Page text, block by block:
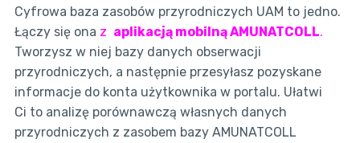
Cyfrowa baza zasobów przyrodniczych UAM to jedno.
Łączy się ona z aplikacją mobilną AMUNATCOLL.
Tworzysz w niej bazy danych obserwacji
przyrodniczych, a następnie przesyłasz pozyskane
informacje do konta użytkownika w portalu. Ułatwi
Ci to analizę porównawczą własnych danych
przyrodniczych z zasobem bazy AMUNATCOLL